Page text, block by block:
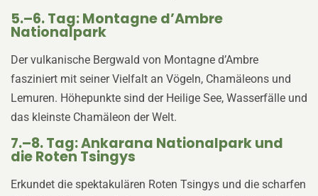
5.–6. Tag: Montagne d’Ambre
Nationalpark
Der vulkanische Bergwald von Montagne d’Ambre
fasziniert mit seiner Vielfalt an Vögeln, Chamäleons und
Lemuren. Höhepunkte sind der Heilige See, Wasserfälle und
das kleinste Chamäleon der Welt.
7.–8. Tag: Ankarana Nationalpark und
die Roten Tsingys
Erkundet die spektakulären Roten Tsingys und die scharfen